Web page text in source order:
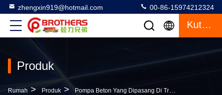
zhengxin919@hotmail.com 00-86-15974212324
Kutipan
Produk
Rumah > Produk > Pompa Beton Yang Dipasang Di Truk